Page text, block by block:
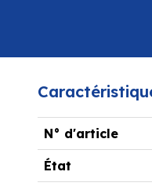
N° d'article
État